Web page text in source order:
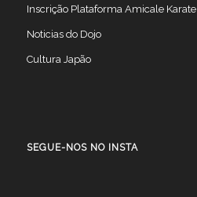
Inscrição Plataforma Amicale Karate
Noticias do Dojo
Cultura Japão
SEGUE-NOS NO INSTA